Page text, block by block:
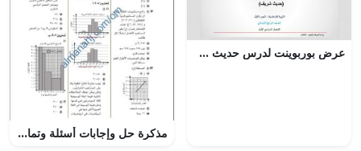
عرض بوربوينت لدرس حديث شريف الدين يسر
مذكرة حل وإجابات أسئلة وتمارين كتاب النشاط في وحدة المزيد من التمثيلات الإحصائية (رياضيات) العاشر